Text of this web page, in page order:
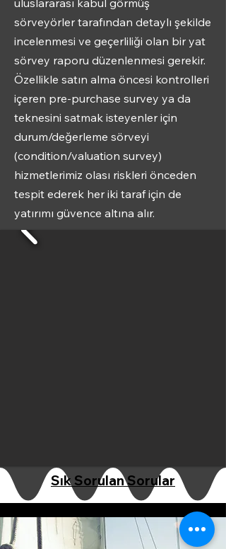
uluslararası kabul görmüş
sörveyörler tarafından detaylı şekilde
incelenmesi ve geçerliliği olan bir yat
sörvey raporu düzenlenmesi gerekir.
Özellikle satın alma öncesi kontrolleri
içeren pre-purchase survey ya da
teknesini satmak isteyenler için
durum/değerleme sörveyi
(condition/valuation survey)
hizmetlerimiz olası riskleri önceden
tespit ederek her iki taraf için de
yatırımı güvence altına alır.
Sık Sorulan Sorular